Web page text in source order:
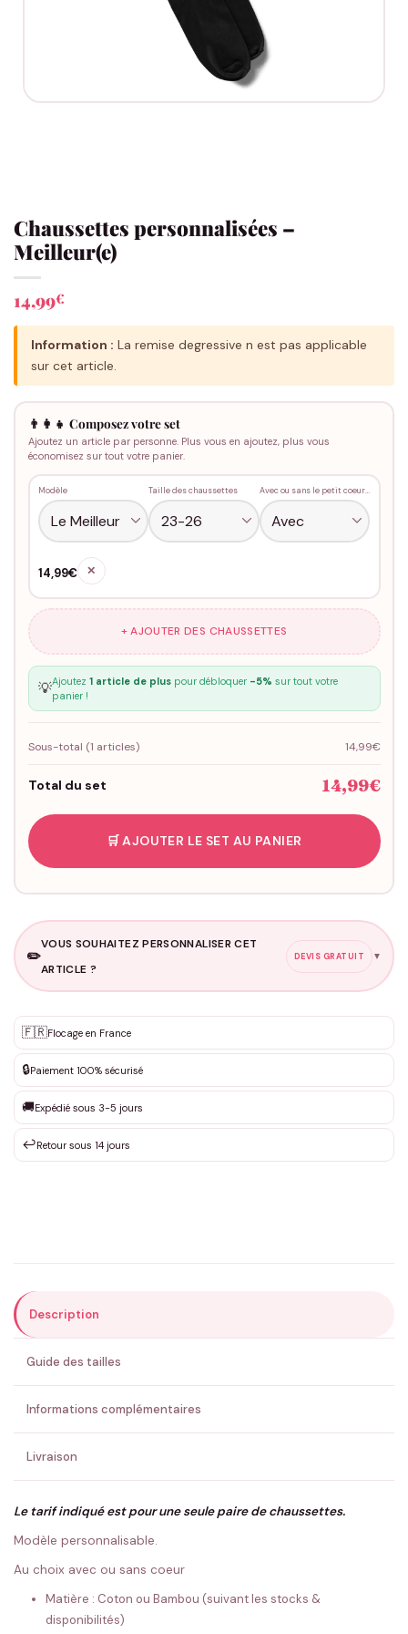
Chaussettes personnalisées –
Meilleur(e)
14,99€
Information : La remise degressive n est pas applicable
sur cet article.
👨‍👩‍👧 Composez votre set
Ajoutez un article par personne. Plus vous en ajoutez, plus vous
économisez sur tout votre panier.
Modèle Taille des chaussettes Avec ou sans le petit coeur rouge
14,99€ ✕
+ AJOUTER DES CHAUSSETTES
💡Ajoutez 1 article de pluspour débloquer -5% sur tout votre
panier !
Sous-total (1 articles) 14,99€
Total du set 14,99€
🛒 AJOUTER LE SET AU PANIER
✏️
VOUS SOUHAITEZ PERSONNALISER CET
ARTICLE ?
DEVIS GRATUIT ▼
✨ Personnalisation sur mesure
DEVIS GRATUIT · Personnalisation de 3 à 10€ selon la demande
Que souhaitez-vous ?*
Votre texte / idée*
Email*
💚 Retour sous 24-48h
🇫🇷Flocage en France
🔒Paiement 100% sécurisé
🚚Expédié sous 3-5 jours
↩️Retour sous 14 jours
Description
Guide des tailles
Informations complémentaires
Livraison
Le tarif indiqué est pour une seule paire de chaussettes.
Modèle personnalisable.
Au choix avec ou sans coeur
Matière : Coton ou Bambou (suivant les stocks &
disponibilités)